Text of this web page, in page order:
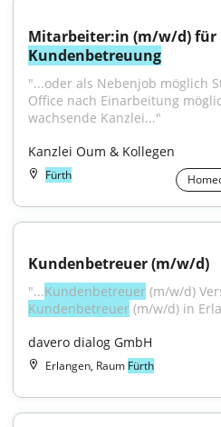
Kundenbetreuung
"...oder als Nebenjob möglich
Office nach Einarbeitung
wachsende Kanzlei..."
Kanzlei Oum & Kollegen
Fürth
Kundenbetreuer (m/w/d)
"...Kundenbetreuer
Kundenbetreuer (m⁠/⁠w⁠/⁠d) in
davero dialog GmbH
Erlangen, Raum Fürth